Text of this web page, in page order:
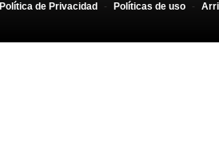
Política de Privacidad - Políticas de uso -